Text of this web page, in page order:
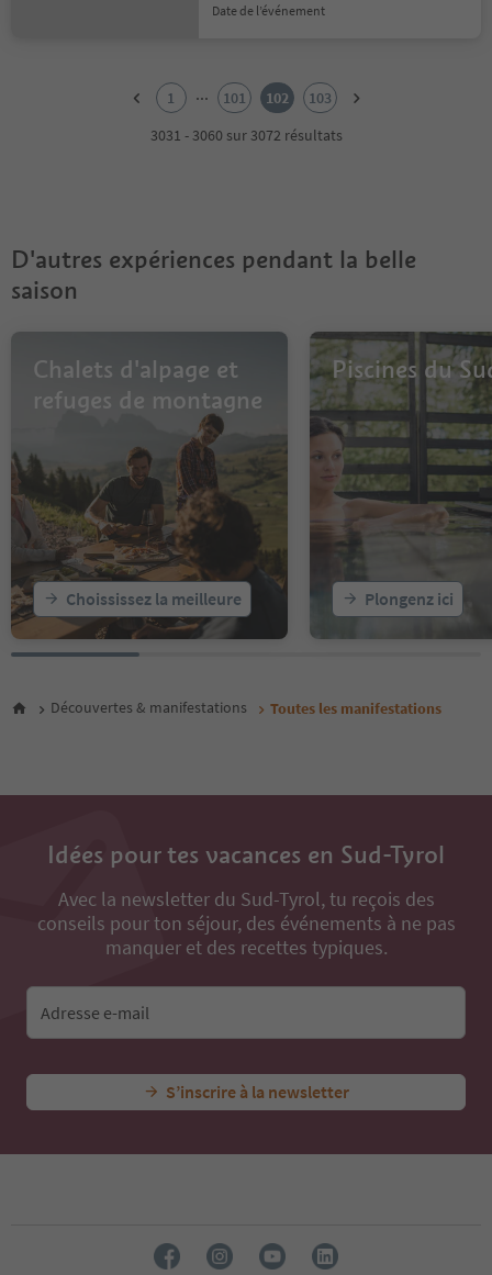
date de l’événement
10
11
13
19
20
21
22
25
26
27
28
30
34
43
45
47
1 ... 101 102
103
3031 - 3060 sur 3072 résultats
D'autres expériences pendant la belle
saison
Chalets d'alpage et
refuges de montagne
Choississez la meilleure
Piscines du
Plongenz ici
Découvertes & manifestations Toutes les manifestations
Idées pour tes vacances en Sud-Tyrol
Avec la newsletter du Sud-Tyrol, tu reçois des
conseils pour ton séjour, des événements à ne pas
manquer et des recettes typiques.
Adresse e-mail
S’inscrire à la newsletter